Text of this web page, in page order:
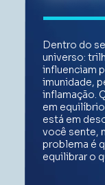
Dentro do
universo:
influenciam
imunidade,
inflamação.
em
está em
você sente,
problema é
equilibrar o